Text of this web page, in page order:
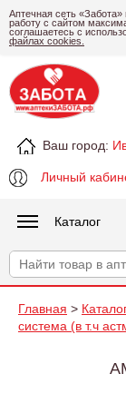
Аптечная сеть
работу с сайтом
соглашаетесь с
файлах cookies.
Ваш город:
Личный
Каталог
Главная >
система (в т.ч